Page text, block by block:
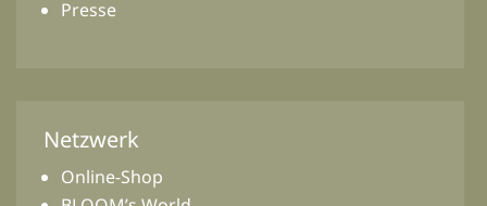
Presse
Netzwerk
Online-Shop